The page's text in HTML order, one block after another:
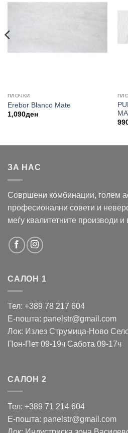
ПЛОЧКИ
Erebor Blanco Mate
1,090ден
ЗА НАС
Совршени комбинации, голем
професионални совети и
меѓу квалитетните производи
САЛОН 1
Тел: +389 78 217 604
Е-пошта: panelstr@gmail.com
Лок: Излез Струмица-Ново
Пон-Пет 09-19ч Сабота 09-17ч
САЛОН 2
Тел: +389 71 214 604
Е-пошта: panelstr@gmail.com